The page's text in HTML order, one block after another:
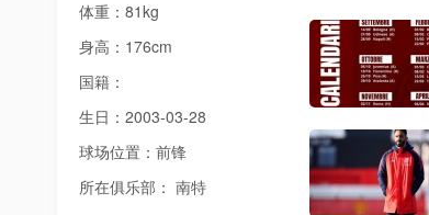
体重：81kg
身高：176cm
国籍：
生日：2003-03-28
球场位置：前锋
所在俱乐部： 南特